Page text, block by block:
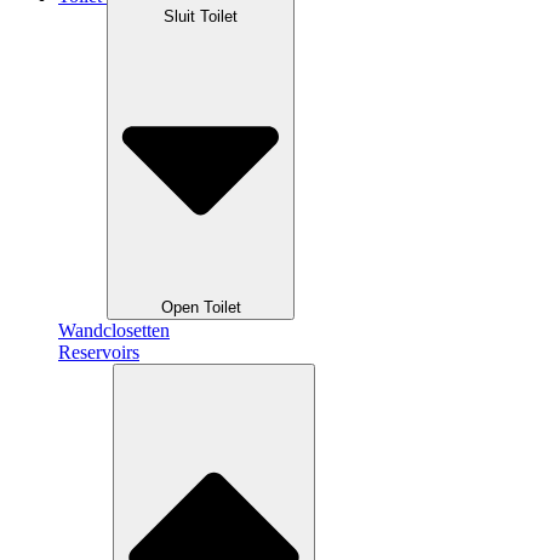
Sluit Toilet
Open Toilet
Wandclosetten
Reservoirs